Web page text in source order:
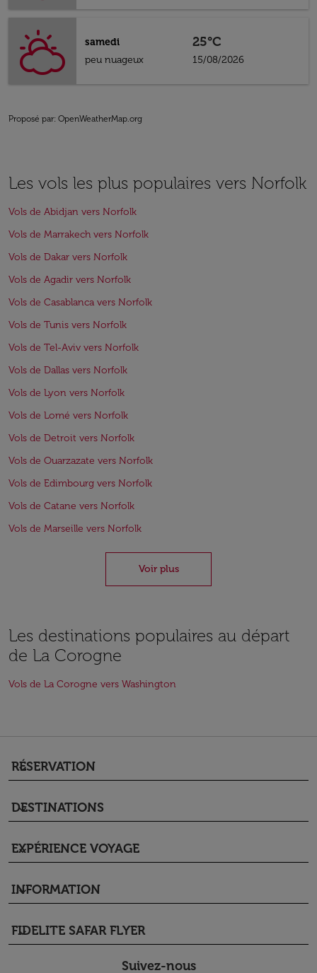
samedi
peu nuageux
25°C
15/08/2026
Proposé par: OpenWeatherMap.org
Les vols les plus populaires vers Norfolk
Vols de Abidjan vers Norfolk
Vols de Marrakech vers Norfolk
Vols de Dakar vers Norfolk
Vols de Agadir vers Norfolk
Vols de Casablanca vers Norfolk
Vols de Tunis vers Norfolk
Vols de Tel-Aviv vers Norfolk
Vols de Dallas vers Norfolk
Vols de Lyon vers Norfolk
Vols de Lomé vers Norfolk
Vols de Detroit vers Norfolk
Vols de Ouarzazate vers Norfolk
Vols de Edimbourg vers Norfolk
Vols de Catane vers Norfolk
Vols de Marseille vers Norfolk
Voir plus
Les destinations populaires au départ
de La Corogne
Vols de La Corogne vers Washington
RÉSERVATION
keyboard_arrow_down
DESTINATIONS
keyboard_arrow_down
EXPÉRIENCE VOYAGE
keyboard_arrow_down
INFORMATION
keyboard_arrow_down
FIDELITE SAFAR FLYER
keyboard_arrow_down
Suivez-nous